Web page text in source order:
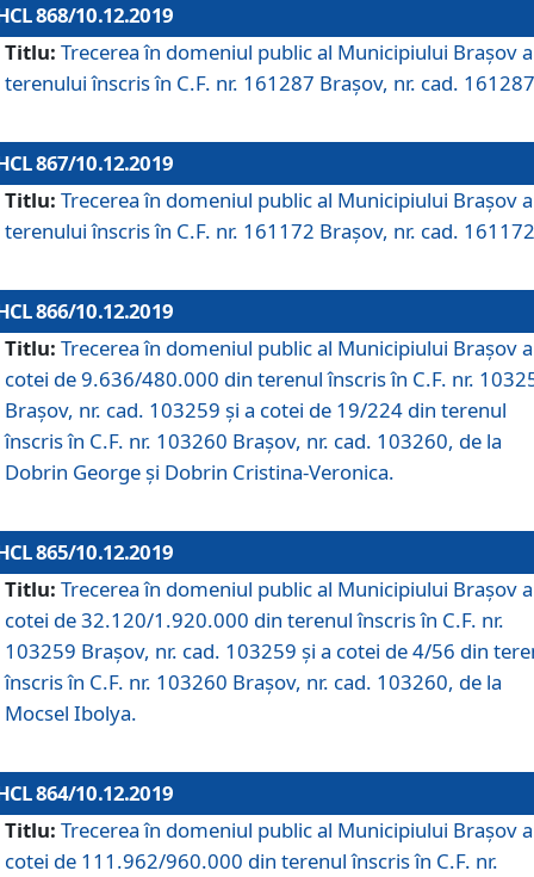
868/10.12.2019
Titlu: Trecerea în domeniul public al Municipiului Braşov a
terenului înscris în C.F. nr. 161287 Brașov, nr. cad.
867/10.12.2019
Titlu: Trecerea în domeniul public al Municipiului Braşov a
terenului înscris în C.F. nr. 161172 Brașov, nr. cad.
866/10.12.2019
Titlu: Trecerea în domeniul public al Municipiului Braşov a
cotei de 9.636/480.000 din terenul înscris în C.F. nr.
Brașov, nr. cad. 103259 și a cotei de 19/224 din terenul
înscris în C.F. nr. 103260 Brașov, nr. cad. 103260, de la
Dobrin George și Dobrin Cristina-Veronica.
865/10.12.2019
Titlu: Trecerea în domeniul public al Municipiului Braşov a
cotei de 32.120/1.920.000 din terenul înscris în C.F. nr.
103259 Brașov, nr. cad. 103259 și a cotei de 4/56 din
înscris în C.F. nr. 103260 Brașov, nr. cad. 103260, de la
Mocsel Ibolya.
864/10.12.2019
Titlu: Trecerea în domeniul public al Municipiului Braşov a
cotei de 111.962/960.000 din terenul înscris în C.F. nr.